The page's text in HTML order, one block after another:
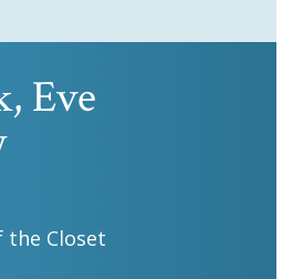
Eve
the Closet